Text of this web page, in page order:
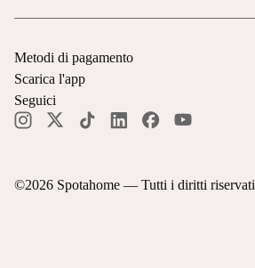
©2026 Spotahome — Tutti i diritti riservati
Metodi di pagamento
Scarica l'app
Seguici